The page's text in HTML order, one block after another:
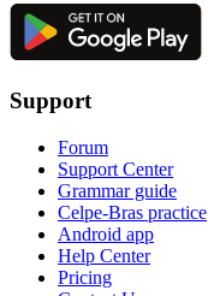
Support
Forum
Support Center
Grammar guide
Celpe-Bras practice
Android app
Help Center
Pricing